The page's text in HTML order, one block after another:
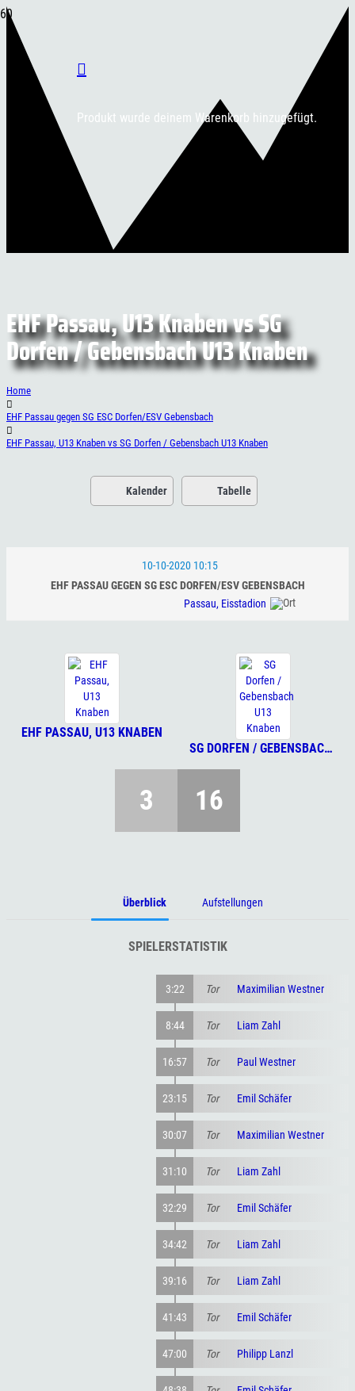
Produkt wurde deinem Warenkorb hinzugefügt.
EHF Passau, U13 Knaben vs SG
Dorfen / Gebensbach U13 Knaben
Home
EHF Passau gegen SG ESC Dorfen/ESV Gebensbach
EHF Passau, U13 Knaben vs SG Dorfen / Gebensbach U13 Knaben
Kalender Tabelle
10-10-2020 10:15
EHF PASSAU GEGEN SG ESC DORFEN/ESV GEBENSBACH
Passau, Eisstadion
EHF PASSAU, U13 KNABEN
SG DORFEN / GEBENSBACH U13 KNABEN
3 16
Überblick Aufstellungen
SPIELERSTATISTIK
3:22 Tor Maximilian Westner
8:44 Tor Liam Zahl
16:57 Tor Paul Westner
23:15 Tor Emil Schäfer
30:07 Tor Maximilian Westner
31:10 Tor Liam Zahl
32:29 Tor Emil Schäfer
34:42 Tor Liam Zahl
39:16 Tor Liam Zahl
41:43 Tor Emil Schäfer
47:00 Tor Philipp Lanzl